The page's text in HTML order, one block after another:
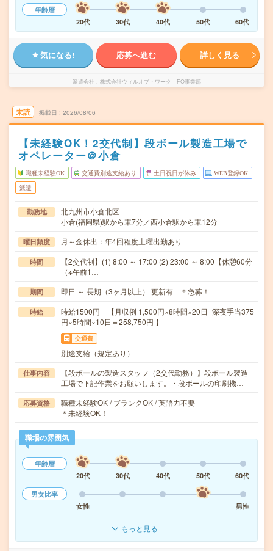
年齢層
20代
30代 40代 50代 60代
気になる! 応募へ進む 詳しく見る
派遣会社 株式会社ウィルオブ・ワーク FO事業部
未読 掲載日 2026/08/06
【未経験OK！2交代制】段ボール製造工場で
オペレーター＠小倉
職種未経験OK 交通費別途支給あり 土日祝日が休み WEB登録OK
派遣
勤務地
北九州市小倉北区
小倉(福岡県)駅から車7分／西小倉駅から車12分
曜日頻度 月～金休出：年4回程度土曜出勤あり
時間
【2交代制】(1) 8:00 ～ 17:00 (2) 23:00 ～ 8:00【休憩60分
（※午前1…
期間 即日 ～ 長期（3ヶ月以上） 更新有 ＊急募！
時給
時給1500円 【月収例 1,500円×8時間×20日+深夜手当375
円×5時間×10日＝258,750円 】
交通費
別途支給（規定あり）
仕事内容
【段ボールの製造スタッフ（2交代勤務）】段ボール製造
工場で下記作業をお願いします。・段ボールの印刷機…
応募資格
職種未経験OK / ブランクOK / 英語力不要
＊未経験OK！
職場の雰囲気
年齢層
20代
30代 40代 50代
60代
男女比率
女性
男性
もっと見る